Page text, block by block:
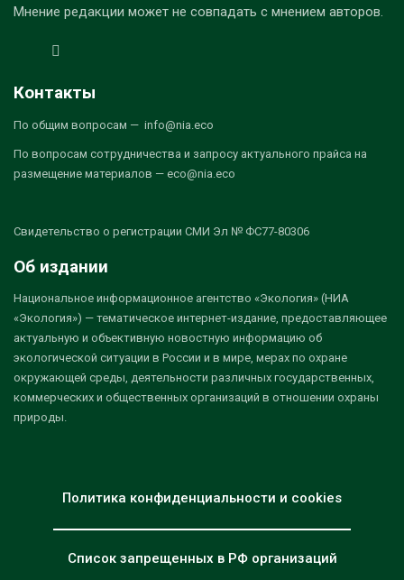
Мнение редакции может не совпадать с мнением авторов.
Контакты
По общим вопросам — info@nia.eco
По вопросам сотрудничества и запросу актуального прайса на
размещение материалов — eco@nia.eco
Свидетельство о регистрации СМИ Эл № ФС77-80306
Об издании
Национальное информационное агентство «Экология» (НИА
«Экология») — тематическое интернет-издание, предоставляющее
актуальную и объективную новостную информацию об
экологической ситуации в России и в мире, мерах по охране
окружающей среды, деятельности различных государственных,
коммерческих и общественных организаций в отношении охраны
природы.
Политика конфиденциальности и cookies
Список запрещенных в РФ организаций